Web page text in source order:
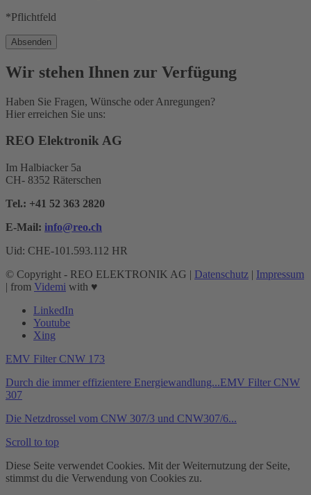
*Pflichtfeld
Wir stehen Ihnen zur Verfügung
Haben Sie Fragen, Wünsche oder Anregungen?
Hier erreichen Sie uns:
REO Elektronik AG
Im Halbiacker 5a
CH- 8352 Räterschen
Tel.: +41 52 363 2820
E-Mail: info@reo.ch
Uid: CHE-101.593.112 HR
© Copyright - REO ELEKTRONIK AG | Datenschutz | Impressum
| from Videmi with ♥︎
LinkedIn
Youtube
Xing
EMV Filter CNW 173
Durch die immer effizientere Energiewandlung...EMV Filter CNW
307
Die Netzdrossel vom CNW 307/3 und CNW307/6...
Scroll to top
Diese Seite verwendet Cookies. Mit der Weiternutzung der Seite,
stimmst du die Verwendung von Cookies zu.